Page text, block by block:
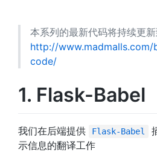
本系列的最新代码将持续更新
http://
code/
1. Flask-Babel
我们在后端提供 Flask-Babel
示信息的翻译工作